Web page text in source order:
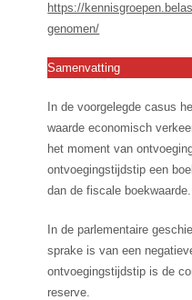
https://
genomen/
Samenvatting
In de voorgelegde casus
waarde economisch
het moment van
ontvoegingstijdstip een
dan de fiscale
In de parlementaire
sprake is van een
ontvoegingstijdstip is de
reserve.